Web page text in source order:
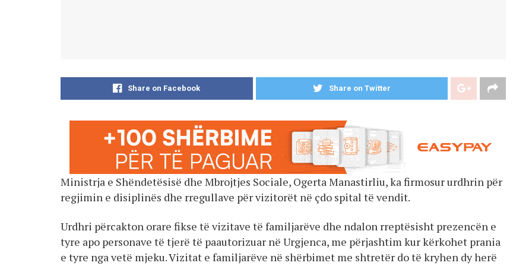
Share on Facebook Share on Twitter
Ministrja e Shëndetësisë dhe Mbrojtjes Sociale, Ogerta Manastirliu, ka firmosur urdhrin për
regjimin e disiplinës dhe rregullave për vizitorët në çdo spital të vendit.
Urdhri përcakton orare fikse të vizitave të familjarëve dhe ndalon rreptësisht prezencën e
tyre apo personave të tjerë të paautorizuar në Urgjenca, me përjashtim kur kërkohet prania
e tyre nga vetë mjeku. Vizitat e familjarëve në shërbimet me shtretër do të kryhen dy herë